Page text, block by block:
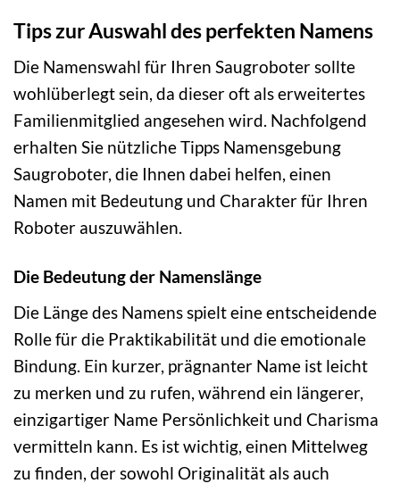
Tips zur Auswahl des perfekten Namens
Die Namenswahl für Ihren Saugroboter sollte
wohlüberlegt sein, da dieser oft als erweitertes
Familienmitglied angesehen wird. Nachfolgend
erhalten Sie nützliche Tipps Namensgebung
Saugroboter, die Ihnen dabei helfen, einen
Namen mit Bedeutung und Charakter für Ihren
Roboter auszuwählen.
Die Bedeutung der Namenslänge
Die Länge des Namens spielt eine entscheidende
Rolle für die Praktikabilität und die emotionale
Bindung. Ein kurzer, prägnanter Name ist leicht
zu merken und zu rufen, während ein längerer,
einzigartiger Name Persönlichkeit und Charisma
vermitteln kann. Es ist wichtig, einen Mittelweg
zu finden, der sowohl Originalität als auch